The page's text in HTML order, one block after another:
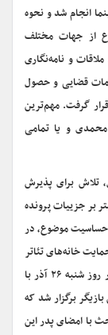
انجام شد و نحوه
از جهات مختلف
و نامه‌نگاری
قضایی و حصول
گرفت. مهم‌ترین
و یا تمامی
تلاش برای پذیرش
بر جزییات پرونده
و حساسیت موضوع، در
خانه‌های تئاتر
و سینما و اهالی فرهنگ و هنر اخذ شد. جلسه دیگری در روز شنبه ۲۶ آذر با
برگزار شد که
با امضای پدر این